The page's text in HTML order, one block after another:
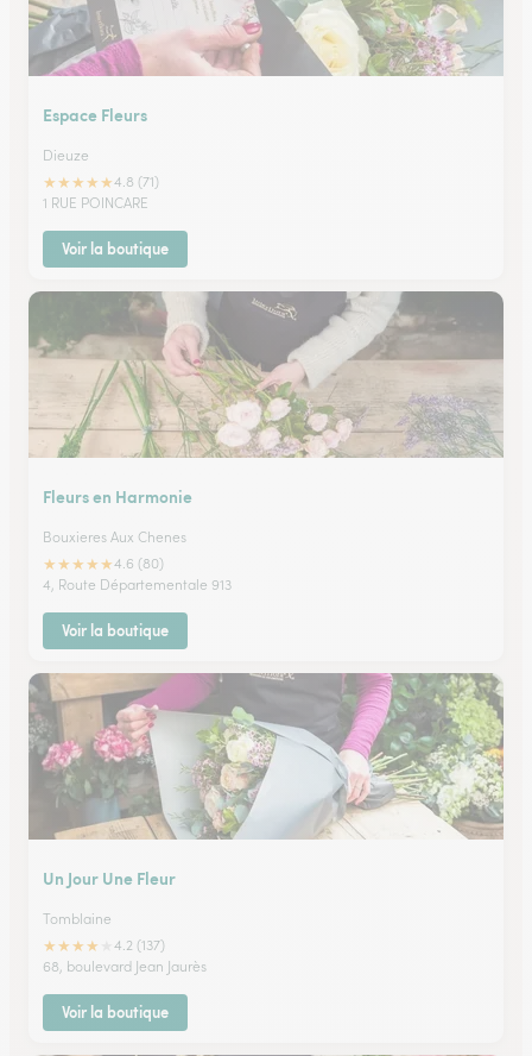
Espace Fleurs
Dieuze
★★★★★4.8 (71)
1 RUE POINCARE
Voir la boutique
Fleurs en Harmonie
Bouxieres Aux Chenes
★★★★★4.6 (80)
4, Route Départementale 913
Voir la boutique
Un Jour Une Fleur
Tomblaine
★★★★
4.2 (137)
68, boulevard Jean Jaurès
Voir la boutique